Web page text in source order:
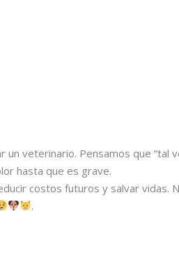
veterinario. Pensamos que “tal
hasta que es grave.
costos futuros y salvar vidas.
.